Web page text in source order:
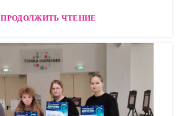
ПРОДОЛЖИТЬ ЧТЕНИЕ